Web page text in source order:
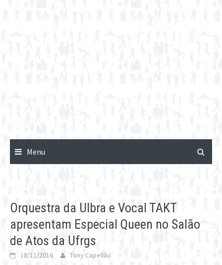
Menu
Orquestra da Ulbra e Vocal TAKT
apresentam Especial Queen no Salão
de Atos da Ufrgs
18/11/2016 Tony Capellão